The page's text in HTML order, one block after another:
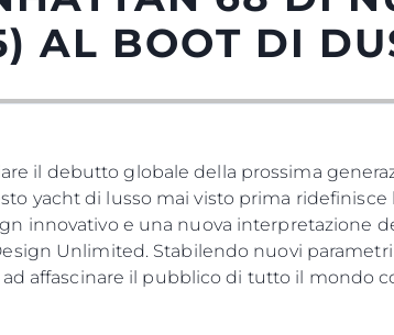
AL BOOT DI
il debutto globale della prossima
yacht di lusso mai visto prima
innovativo e una nuova interpretazione
Unlimited. Stabilendo nuovi
affascinare il pubblico di tutto il mondo